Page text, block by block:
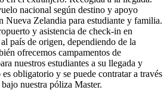
nacional según destino y apoyo
Nueva Zelandia para estudiante y familia.
y asistencia de check-in en
país de origen, dependiendo de la
ofrecemos campamentos de
nuestros estudiantes a su llegada y
obligatorio y se puede contratar a través
nuestra póliza Master.